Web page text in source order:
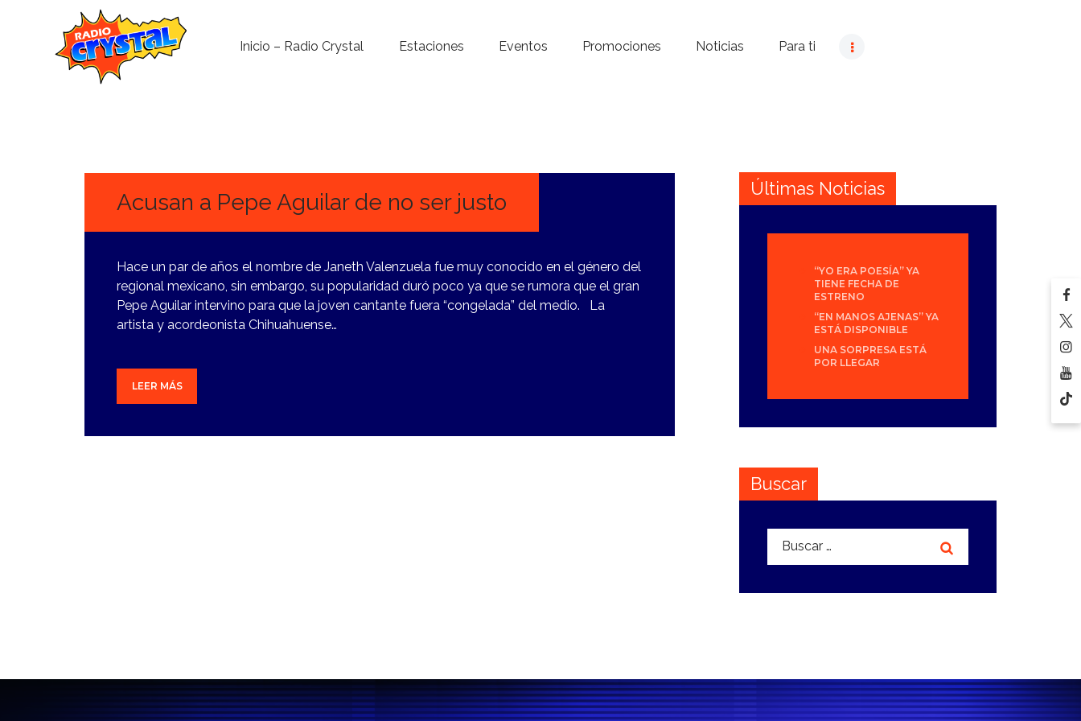
Inicio – Radio Crystal Estaciones Eventos Promociones Noticias Para ti
Noticias
Para ti
Contacto
Acusan a Pepe Aguilar de no ser justo
Hace un par de años el nombre de Janeth Valenzuela fue muy conocido en el género del
regional mexicano, sin embargo, su popularidad duró poco ya que se rumora que el gran
Pepe Aguilar intervino para que la joven cantante fuera “congelada” del medio. La
artista y acordeonista Chihuahuense…
LEER MÁS
Últimas Noticias
“YO ERA POESÍA” YA
TIENE FECHA DE
ESTRENO
“EN MANOS AJENAS” YA
ESTÁ DISPONIBLE
UNA SORPRESA ESTÁ
POR LLEGAR
Buscar
Buscar: